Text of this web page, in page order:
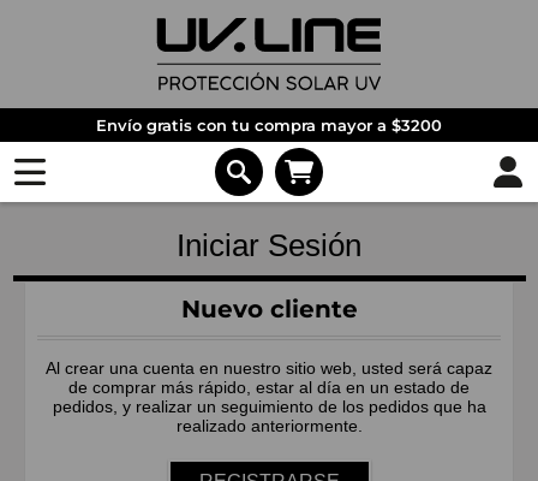
Envío gratis con tu compra mayor a $3200
Iniciar Sesión
Nuevo cliente
Al crear una cuenta en nuestro sitio web, usted será capaz
de comprar más rápido, estar al día en un estado de
pedidos, y realizar un seguimiento de los pedidos que ha
realizado anteriormente.